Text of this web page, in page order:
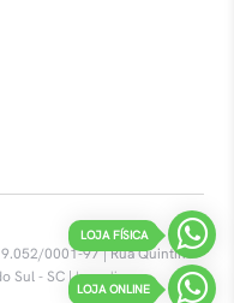
0001-97 | Rua Quintino
Sul - SC |Inovalize
LOJA FÍSICA
LOJA ONLINE